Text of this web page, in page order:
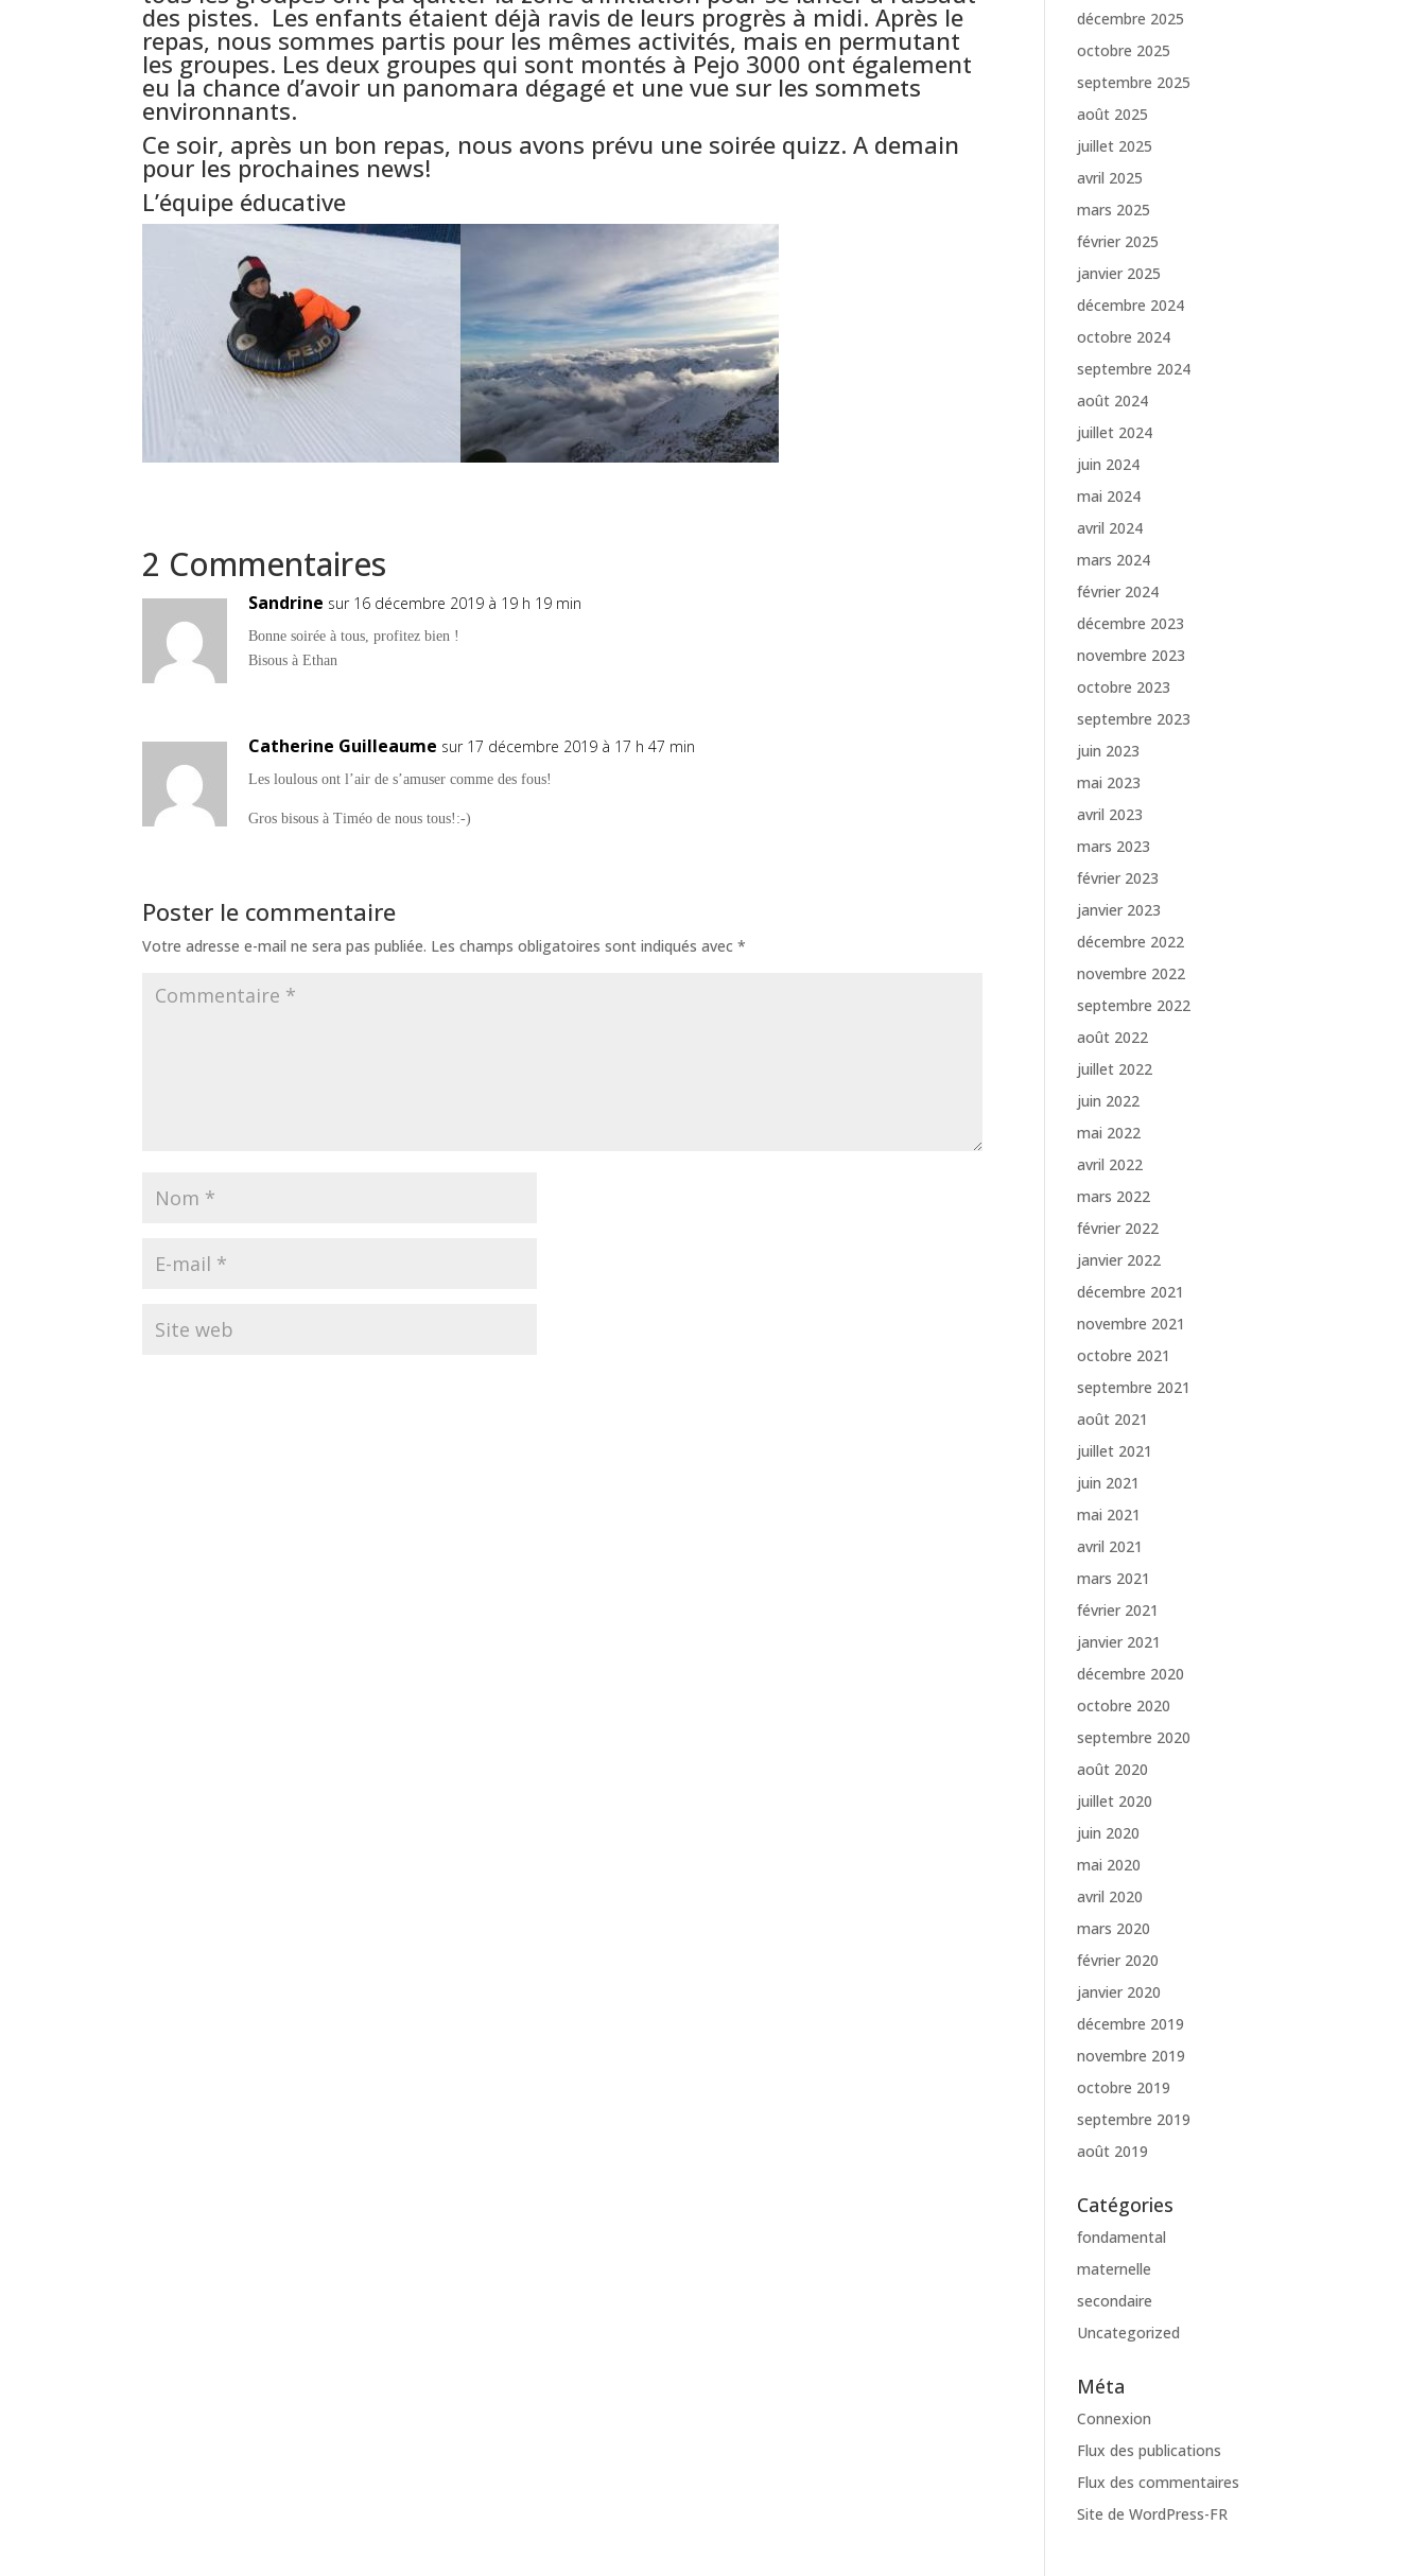
des pistes. Les enfants étaient déjà ravis de leurs progrès à midi. Après le
repas, nous sommes partis pour les mêmes activités, mais en permutant
les groupes. Les deux groupes qui sont montés à Pejo 3000 ont également
eu la chance d’avoir un panomara dégagé et une vue sur les sommets
environnants.
Ce soir, après un bon repas, nous avons prévu une soirée quizz. A demain
pour les prochaines news!
L’équipe éducative
2 Commentaires
Sandrine sur 16 décembre 2019 à 19 h 19 min
Bonne soirée à tous, profitez bien !
Bisous à Ethan
Catherine Guilleaume sur 17 décembre 2019 à 17 h 47 min
Les loulous ont l’air de s’amuser comme des fous!
Gros bisous à Timéo de nous tous!:-)
Poster le commentaire
Votre adresse e-mail ne sera pas publiée. Les champs obligatoires sont indiqués avec*
décembre 2025
octobre 2025
septembre 2025
août 2025
juillet 2025
avril 2025
mars 2025
février 2025
janvier 2025
décembre 2024
octobre 2024
septembre 2024
août 2024
juillet 2024
juin 2024
mai 2024
avril 2024
mars 2024
février 2024
décembre 2023
novembre 2023
octobre 2023
septembre 2023
juin 2023
mai 2023
avril 2023
mars 2023
février 2023
janvier 2023
décembre 2022
novembre 2022
septembre 2022
août 2022
juillet 2022
juin 2022
mai 2022
avril 2022
mars 2022
février 2022
janvier 2022
décembre 2021
novembre 2021
octobre 2021
septembre 2021
août 2021
juillet 2021
juin 2021
mai 2021
avril 2021
mars 2021
février 2021
janvier 2021
décembre 2020
octobre 2020
septembre 2020
août 2020
juillet 2020
juin 2020
mai 2020
avril 2020
mars 2020
février 2020
janvier 2020
décembre 2019
novembre 2019
octobre 2019
septembre 2019
août 2019
Catégories
fondamental
maternelle
secondaire
Uncategorized
Méta
Connexion
Flux des publications
Flux des commentaires
Site de WordPress-FR